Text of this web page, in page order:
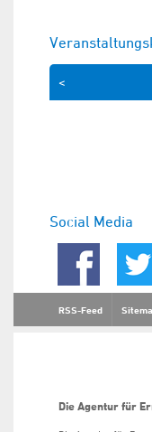
<
Social Media
RSS-Feed
Die Agentur für